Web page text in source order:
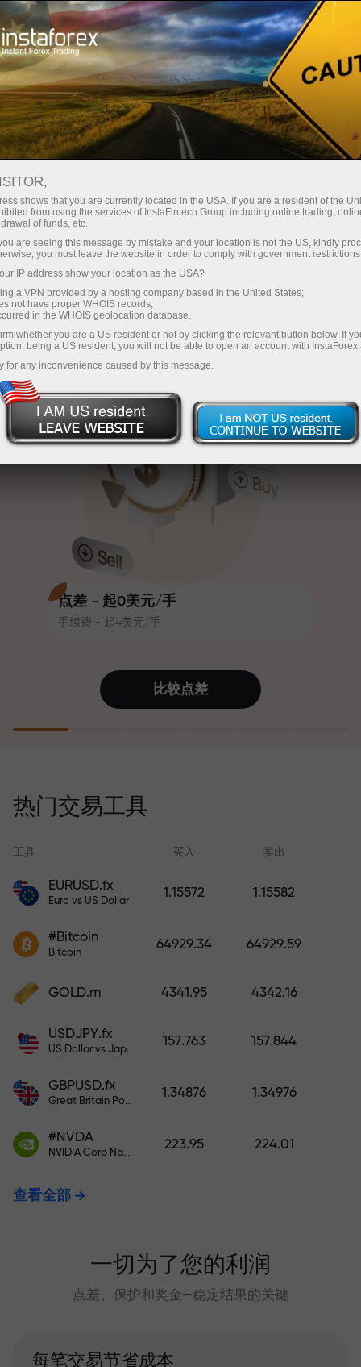
InstaForex
点差 - 起0美元/手
手续费 - 起4美元/手
通过InstaForex获得真正竞争力的机
点差和手续费，以及股票和指数交
易的优惠条件
时可获得高达30%的奖金，并享受
其他促销活动和优惠
赛道速度与交易速度共享相同价值
观。Ales Loprais将刺激与纪律元素
带入交易世界，作为InstaForex合作
伙伴，激励客户实现雄心勃勃的目
值账户即可获得iPhone、MacBook
或梦想旅行
证6个月内利润增长3倍。放心交易—
您的资金受到保护！
奖金。X1000不是印刷错误。存款
最低
每笔存款
30%奖金
交易速度
与赛道速度
您的专属礼物大奖
充值$333—选择价值高达$1,500的礼物
无风险交易—
我们保证您的利润
最高X1000奖金—市场上最大倍数
比较点差
热门交易工具
工具 买入 卖出
EURUSD.fx
Euro vs US Dollar
1.15572 1.15582
#Bitcoin
Bitcoin
64929.34 64929.59
GOLD.m 4341.95 4342.16
USDJPY.fx
US Dollar vs Japanese Yen
157.763 157.844
GBPUSD.fx
Great Britain Pound vs US Dollar
1.34876 1.34976
#NVDA
NVIDIA Corp Nasdaq Stock Exchange (Nasdaq) USD
223.95 224.01
查看全部
一切为了您的利润
点差、保护和奖金—稳定结果的关键
每笔交易节省成本
shows that you are currently located in the USA. If you are a resident of the
from using the services of InstaFintech Group including online trading,
of funds, etc.
are seeing this message by mistake and your location is not the US, kindly
you must leave the website in order to comply with government
IP address show your location as the USA?
a VPN provided by a hosting company based in the United States;
not have proper WHOIS records;
in the WHOIS geolocation database.
whether you are a US resident or not by clicking the relevant button below. If
being a US resident, you will not be able to open an account with InstaForex
for any inconvenience caused by this message.